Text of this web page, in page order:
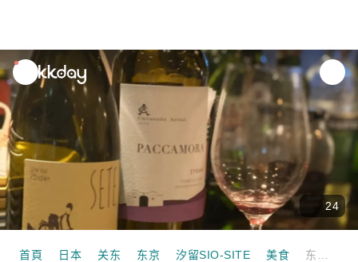
unread
notifications
24
首頁 日本 关东 东京 汐留SIO-SITE 美食